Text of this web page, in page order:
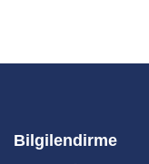
Bilgilendirme